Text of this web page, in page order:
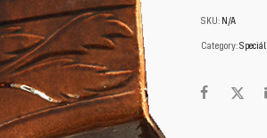
SKU: N/A
Category: